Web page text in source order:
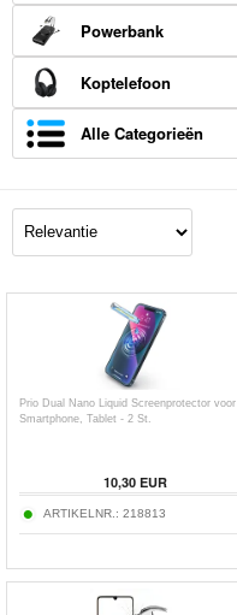
Powerbank
Koptelefoon
Alle Categorieën
Prio Dual Nano Liquid Screenprotector voor
Smartphone, Tablet - 2 St.
10,30EUR
ARTIKELNR.: 218813